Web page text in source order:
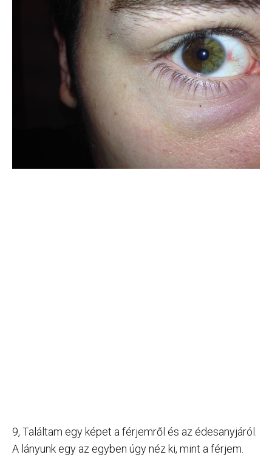
9, Találtam egy képet a férjemről és az édesanyjáról.
A lányunk egy az egyben úgy néz ki, mint a férjem.